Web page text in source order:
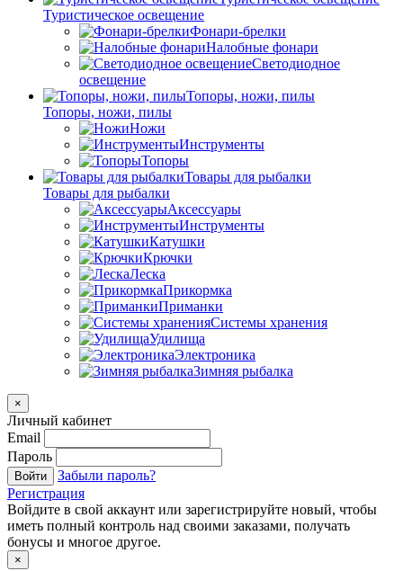
Туристическое освещение
Фонари-брелки
Налобные фонари
Светодиодное
освещение
Топоры, ножи, пилы
Топоры, ножи, пилы
Ножи
Инструменты
Топоры
Товары для рыбалки
Товары для рыбалки
Аксессуары
Инструменты
Катушки
Крючки
Леска
Прикормка
Приманки
Системы хранения
Удилища
Электроника
Зимняя рыбалка
×
Личный кабинет
Email
Пароль
Войти
Забыли пароль?
Регистрация
Войдите в свой аккаунт или зарегистрируйте новый, чтобы
иметь полный контроль над своими заказами, получать
бонусы и многое другое.
×